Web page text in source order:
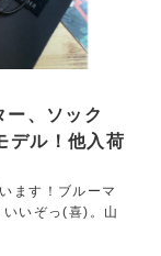
ー、ソック
デル！他入荷
ます！ブルーマ
いぞっ(喜)。山